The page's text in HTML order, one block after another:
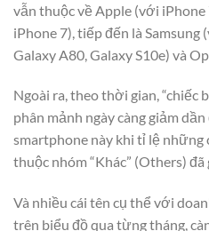
vẫn thuộc về Apple (với iPhone
iPhone 7), tiếp đến là Samsung
Galaxy A80, Galaxy S10e) và
Ngoài ra, theo thời gian,
phân mảnh ngày càng giảm
smartphone này khi tỉ lệ
thuộc nhóm “Khác” (Others) đã
Và nhiều cái tên cụ thể với
trên biểu đồ qua từng tháng,